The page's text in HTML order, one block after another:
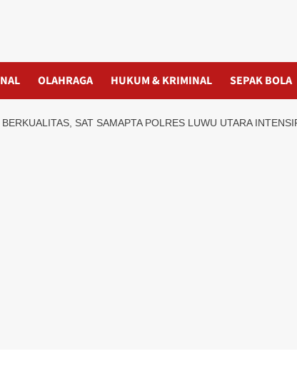
OLAHRAGA HUKUM & KRIMINAL SEPAK BOLA
SAT SAMAPTA POLRES LUWU UTARA